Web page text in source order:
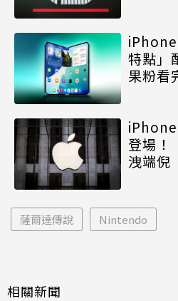
特點」
果粉看
登場！
洩端倪
薩爾達傳說 Nintendo
相關新聞